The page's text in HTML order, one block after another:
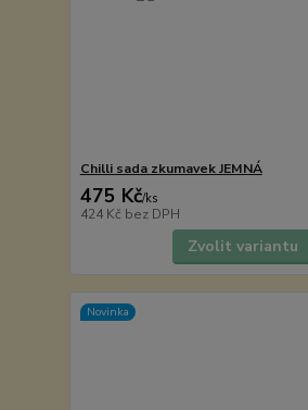
Chilli sada zkumavek JEMNÁ
475 Kč/ks
424 Kč bez DPH
Zvolit variantu
Novinka